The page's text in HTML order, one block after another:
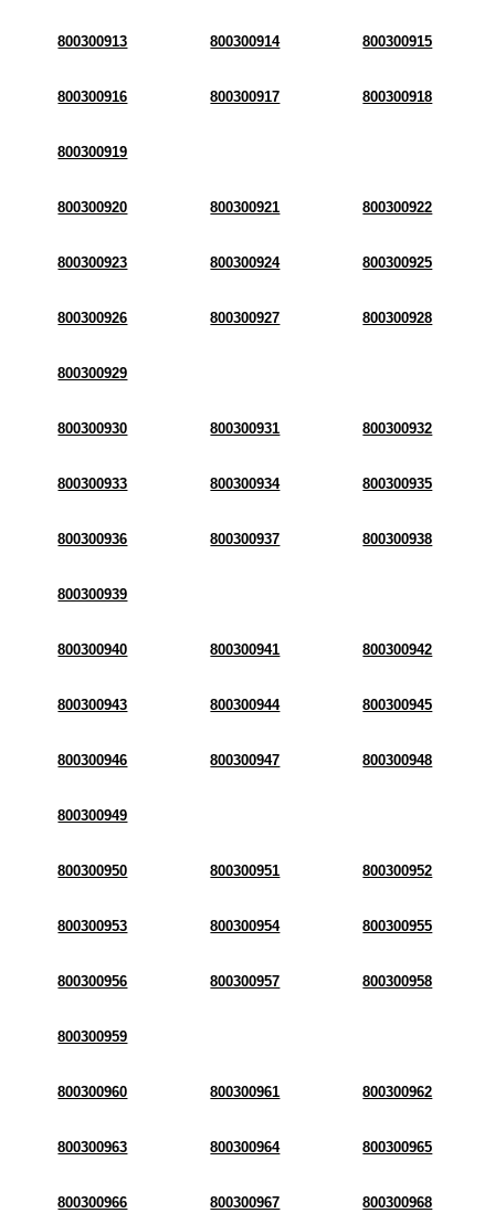
800300913 800300914 800300915
800300916 800300917 800300918
800300919
800300920 800300921 800300922
800300923 800300924 800300925
800300926 800300927 800300928
800300929
800300930 800300931 800300932
800300933 800300934 800300935
800300936 800300937 800300938
800300939
800300940 800300941 800300942
800300943 800300944 800300945
800300946 800300947 800300948
800300949
800300950 800300951 800300952
800300953 800300954 800300955
800300956 800300957 800300958
800300959
800300960 800300961 800300962
800300963 800300964 800300965
800300966 800300967 800300968